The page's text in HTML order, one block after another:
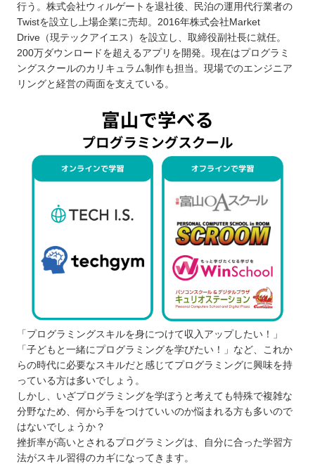
行う。株式会社ウィルゲートを退社後、民泊の運用代行業者の
Twistを設立し上場企業に売却。2016年株式会社Market
Drive（現テックアイエス）を設立し、取締役副社長に就任。
200万ダウンロードを超えるアプリを開発。現在はプログラミ
ングスクールのカリキュラム制作も担当。現場でのエンジニア
リングと経営の両面を支えている。
「プログラミングスキルを身につけて収入アップしたい！」
「子どもと一緒にプログラミングを学びたい！」など、これか
らの時代に必要なスキルだと感じてプログラミングに興味を持
っている方は多いでしょう。
しかし、いざプログラミングを学ぼうと考えても特殊で複雑な
分野なため、何から手をつけていいのか悩まれる方も多いので
はないでしょうか？
挫折率が高いとされるプログラミングは、自分に合った学習方
法がスキル習得のカギになってきます。